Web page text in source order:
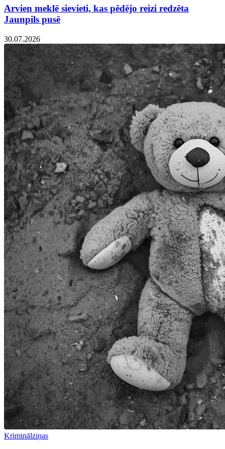
Arvien meklē sievieti, kas pēdējo reizi redzēta
Jaunpils pusē
30.07.2026
Kriminālziņas